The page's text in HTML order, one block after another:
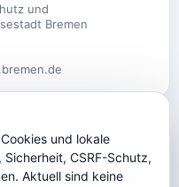
und
Bremen
werden, wenn
und lokale
CSRF-Schutz,
Aktuell sind keine